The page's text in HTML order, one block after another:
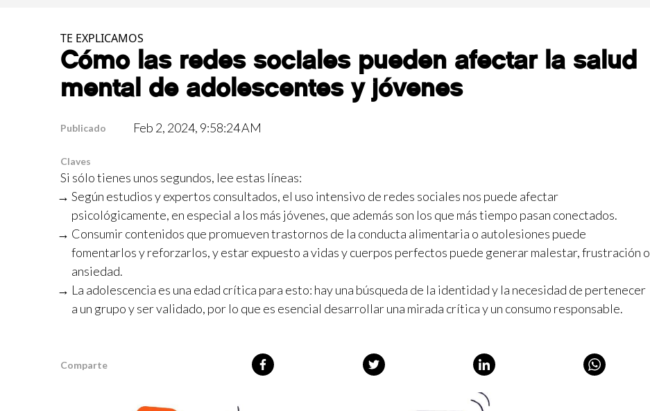
TE EXPLICAMOS
Cómo las redes sociales pueden afectar la salud
mental de adolescentes y jóvenes
Publicado Feb 2, 2024, 9:58:24 AM
Claves
Si sólo tienes unos segundos, lee estas líneas:
Según estudios y expertos consultados, el uso intensivo de redes sociales nos puede afectar
psicológicamente, en especial a los más jóvenes, que además son los que más tiempo pasan conectados.
Consumir contenidos que promueven trastornos de la conducta alimentaria o autolesiones puede
fomentarlos y reforzarlos, y estar expuesto a vidas y cuerpos perfectos puede generar malestar, frustración o
ansiedad.
La adolescencia es una edad crítica para esto: hay una búsqueda de la identidad y la necesidad de pertenecer
a un grupo y ser validado, por lo que es esencial desarrollar una mirada crítica y un consumo responsable.
Comparte